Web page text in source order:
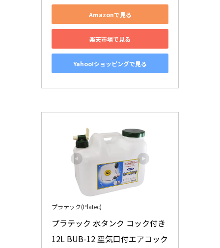
Amazonで見る
楽天市場で見る
Yahoo!ショッピングで見る
プラテック(Platec)
プラテック 水タンク コック付き
12L BUB-12 空気口付エアコック